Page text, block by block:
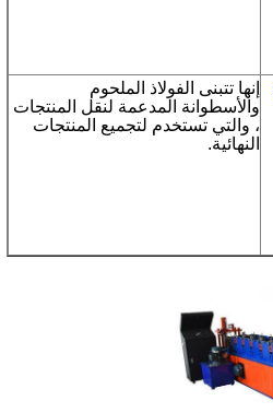
إنها تتبنى الفولاذ الملحوم
والأسطوانة المدعمة لنقل المنتجات
، والتي تستخدم لتجميع المنتجات
النهائية.